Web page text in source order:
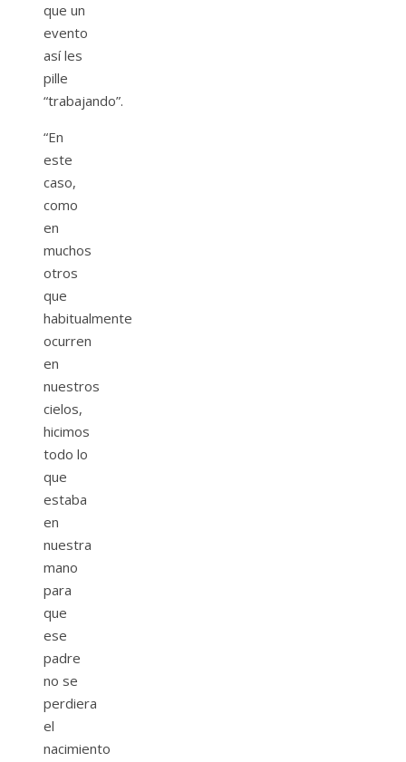
que un
evento
así les
pille
“trabajando”.
“En
este
caso,
como
en
muchos
otros
que
habitualmente
ocurren
en
nuestros
cielos,
hicimos
todo lo
que
estaba
en
nuestra
mano
para
que
ese
padre
no se
perdiera
el
nacimiento